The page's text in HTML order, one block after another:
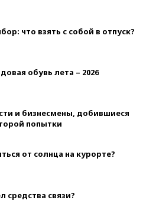
что взять с собой в отпуск?
обувь лета – 2026
и бизнесмены, добившиеся
попытки
от солнца на курорте?
средства связи?